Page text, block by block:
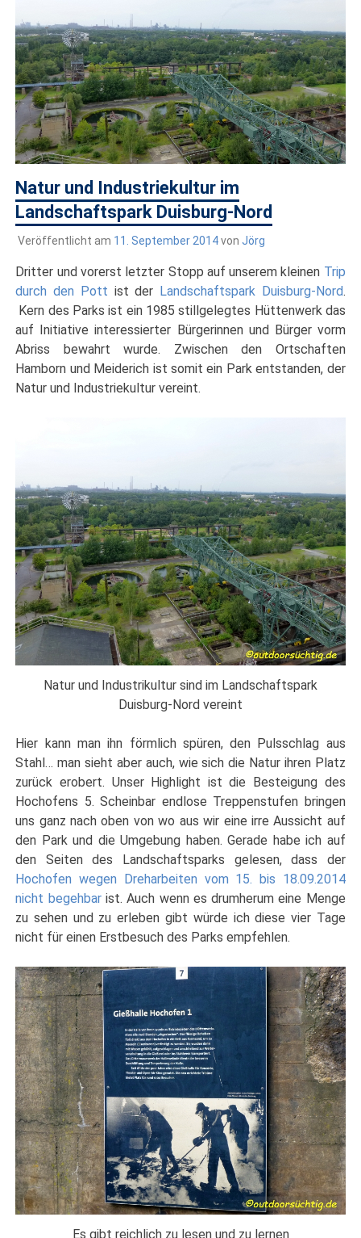
Natur und Industriekultur im
Landschaftspark Duisburg-Nord
Veröffentlicht am 11. September 2014von Jörg
Dritter und vorerst letzter Stopp auf unserem kleinen Trip
durch den Pott ist der Landschaftspark Duisburg-Nord.
Kern des Parks ist ein 1985 stillgelegtes Hüttenwerk das
auf Initiative interessierter Bürgerinnen und Bürger vorm
Abriss bewahrt wurde. Zwischen den Ortschaften
Hamborn und Meiderich ist somit ein Park entstanden, der
Natur und Industriekultur vereint.
Natur und Industrikultur sind im Landschaftspark
Duisburg-Nord vereint
Hier kann man ihn förmlich spüren, den Pulsschlag aus
Stahl… man sieht aber auch, wie sich die Natur ihren Platz
zurück erobert. Unser Highlight ist die Besteigung des
Hochofens 5. Scheinbar endlose Treppenstufen bringen
uns ganz nach oben von wo aus wir eine irre Aussicht auf
den Park und die Umgebung haben. Gerade habe ich auf
den Seiten des Landschaftsparks gelesen, dass der
Hochofen wegen Dreharbeiten vom 15. bis 18.09.2014
nicht begehbarist. Auch wenn es drumherum eine Menge
zu sehen und zu erleben gibt würde ich diese vier Tage
nicht für einen Erstbesuch des Parks empfehlen.
Es gibt reichlich zu lesen und zu lernen